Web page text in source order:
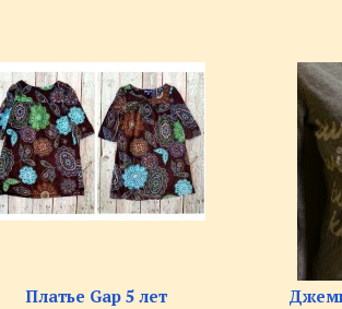
Платье Gap 5 лет